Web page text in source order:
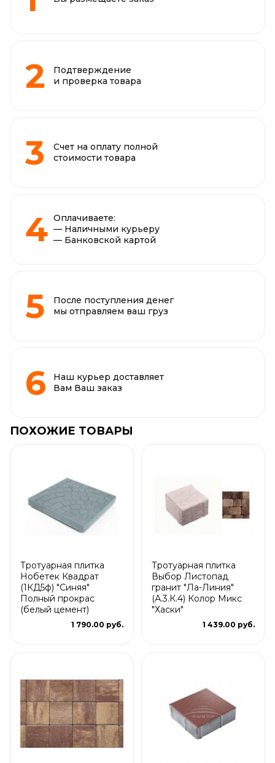
Подтверждение
и проверка товара
Счет на оплату полной
стоимости товара
Оплачиваете:
— Наличными курьеру
— Банковской картой
После поступления денег
мы отправляем ваш груз
Наш курьер доставляет
Вам Ваш заказ
ПОХОЖИЕ ТОВАРЫ
Тротуарная плитка
Нобетек Квадрат
(1КД5ф) "Синяя"
Полный прокрас
(белый цемент)
1 790.00 руб.
Тротуарная плитка
Выбор Листопад
гранит "Ла-Линия"
(А.3.К.4) Колор Микс
"Хаски"
1 439.00 руб.